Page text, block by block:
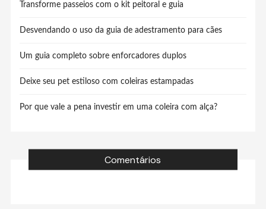
Transforme passeios com o kit peitoral e guia
Desvendando o uso da guia de adestramento para cães
Um guia completo sobre enforcadores duplos
Deixe seu pet estiloso com coleiras estampadas
Por que vale a pena investir em uma coleira com alça?
Comentários